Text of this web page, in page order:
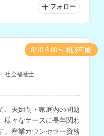
フォロー
社会福祉士
、夫婦間・家庭内の問題
様々なケースに長年関わ
。産業カウンセラー資格
8/10 8:00〜 相談可能